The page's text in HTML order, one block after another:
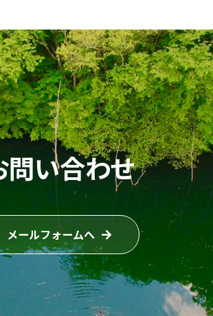
問い合わせ
メールフォームへ